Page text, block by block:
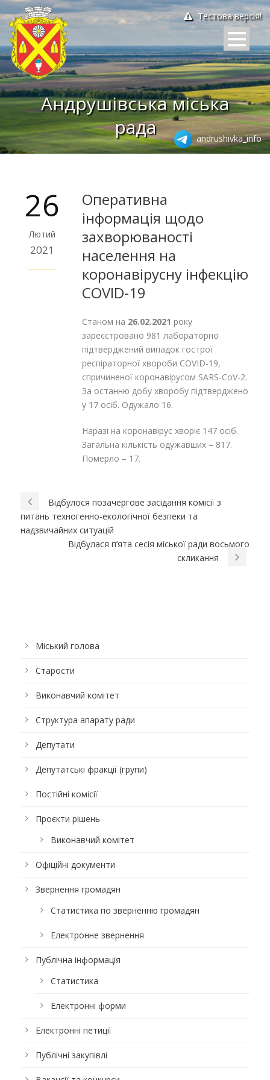
Тестова версія!
Андрушівська міська
рада
andrushivka_info
26
Лютий
2021
Оперативна
інформація щодо
захворюваності
населення на
коронавірусну інфекцію
COVID-19
Станом на 26.02.2021 року
зареєстровано 981 лабораторно
підтверджений випадок гострої
респіраторної хвороби СОVID-19,
спричиненої коронавірусом SARS-СоV-2.
За останню добу хворобу підтверджено
у 17 осіб. Одужало 16.
Наразі на коронавірус хворіє 147 осіб.
Загальна кількість одужавших – 817.
Померло – 17.
Відбулося позачергове засідання комісії з
питань техногенно-екологічної безпеки та
надзвичайних ситуацій
Відбулася п’ята сесія міської ради восьмого
скликання
Міський голова
Старости
Виконавчий комітет
Структура апарату ради
Депутати
Депутатські фракції (групи)
Постійні комісії
Проєкти рішень
Виконавчий комітет
Офіційні документи
Звернення громадян
Статистика по зверненню громадян
Електронне звернення
Публічна інформація
Статистика
Електронні форми
Електронні петиції
Публічні закупівлі